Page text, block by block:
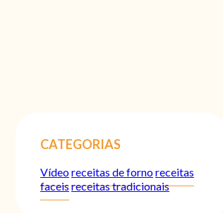
CATEGORIAS
Vídeoreceitas de fornoreceitas
faceisreceitas tradicionais